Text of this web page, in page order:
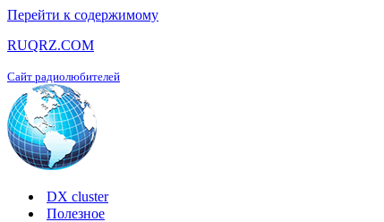
Перейти к содержимому
RUQRZ.COM
Сайт радиолюбителей
DX cluster
Полезное